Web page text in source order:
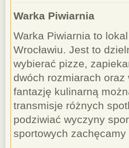
Warka Piwiarnia
Warka Piwiarnia to
Wrocławiu. Jest to
wybierać pizze,
dwóch rozmiarach
fantazję kulinarną
transmisje różnych
podziwiać wyczyny
sportowych